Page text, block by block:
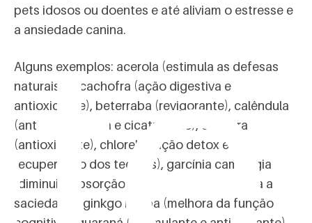
pets idosos ou doentes e até aliviam o estresse e
a ansiedade canina.
Alguns exemplos: acerola (estimula as defesas
naturais), alcachofra (ação digestiva e
antioxidante), beterraba (revigorante), calêndula
(anti-inflamatória e cicatrizante), cenoura
(antioxidante), chlorella (ação detox e de
recuperação dos tecidos), garcínia cambogia
(diminui a absorção de gordura e a aumenta a
saciedade), ginkgo biloba (melhora da função